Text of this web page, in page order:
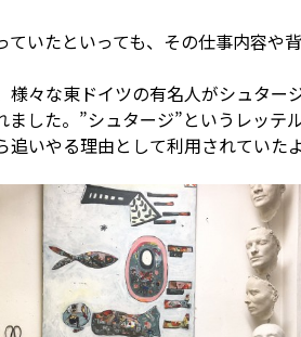
ていたといっても、その仕事内容や
様々な東ドイツの有名人がシュター
ました。”シュタージ”というレッテ
追いやる理由として利用されていた